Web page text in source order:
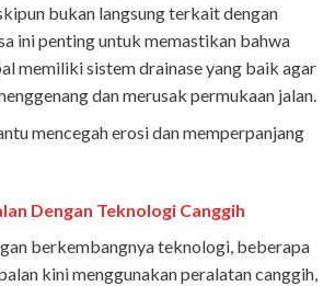
bukan langsung terkait dengan
ini penting untuk memastikan bahwa
memiliki sistem drainase yang baik agar
dan merusak permukaan jalan.
mencegah erosi dan memperpanjang
Dengan Teknologi Canggih
berkembangnya teknologi, beberapa
kini menggunakan peralatan canggih,